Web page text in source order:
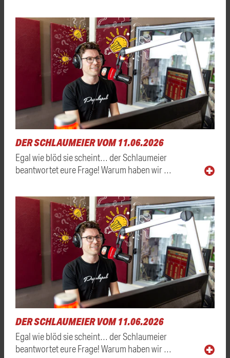
DER SCHLAUMEIER VOM 11.06.2026
Egal wie blöd sie scheint… der Schlaumeier
beantwortet eure Frage! Warum haben wir …
DER SCHLAUMEIER VOM 11.06.2026
Egal wie blöd sie scheint… der Schlaumeier
beantwortet eure Frage! Warum haben wir …